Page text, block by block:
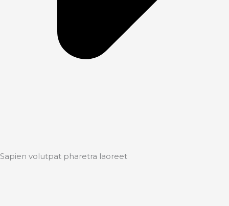
Sapien volutpat pharetra laoreet